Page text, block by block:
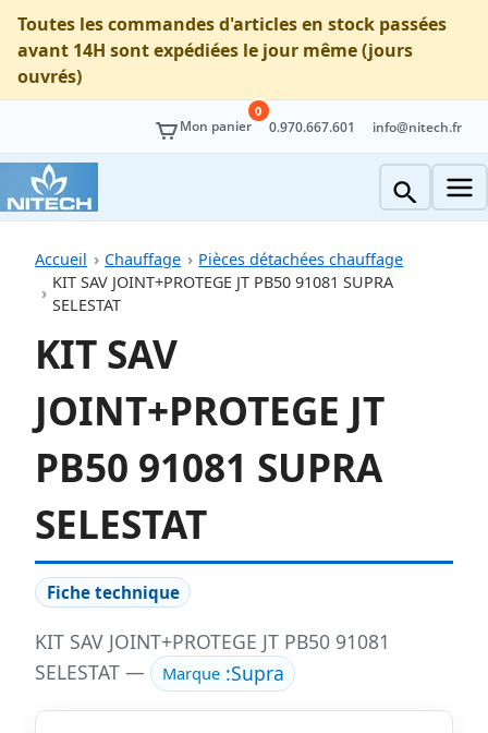
Toutes les commandes d'articles en stock passées
avant 14H sont expédiées le jour même (jours
ouvrés)
Mon panier
0
0.970.667.601 info@nitech.fr
Accueil Chauffage
Pièces détachées chauffage
KIT SAV JOINT+PROTEGE JT PB50 91081 SUPRA
SELESTAT
KIT SAV
JOINT+PROTEGE JT
PB50 91081 SUPRA
SELESTAT
Fiche technique
KIT SAV JOINT+PROTEGE JT PB50 91081
SELESTAT —
Marque:Supra